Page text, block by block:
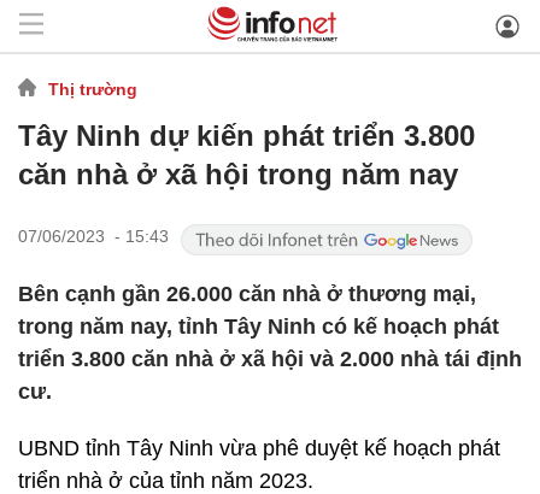
Thị trường
Tây Ninh dự kiến phát triển 3.800
căn nhà ở xã hội trong năm nay
07/06/2023 - 15:43
Bên cạnh gần 26.000 căn nhà ở thương mại,
trong năm nay, tỉnh Tây Ninh có kế hoạch phát
triển 3.800 căn nhà ở xã hội và 2.000 nhà tái định
cư.
UBND tỉnh Tây Ninh vừa phê duyệt kế hoạch phát
triển nhà ở của tỉnh năm 2023.